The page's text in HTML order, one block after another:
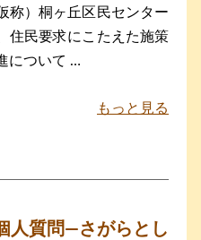
称）桐ヶ丘区民センター
住民要求にこたえた施策
について …
もっと見る
人質問―さがらとし